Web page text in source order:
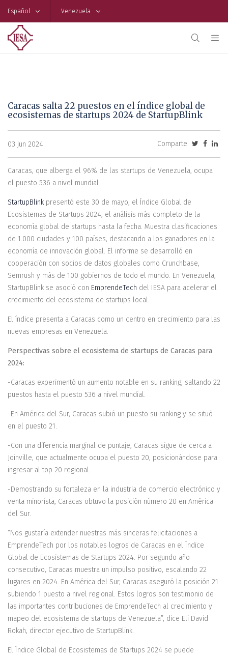
Español Venezuela
Caracas salta 22 puestos en el índice global de
ecosistemas de startups 2024 de StartupBlink
03 jun 2024 Comparte
Caracas, que alberga el 96% de las startups de Venezuela, ocupa
el puesto 536 a nivel mundial
StartupBlink presentó este 30 de mayo, el Índice Global de
Ecosistemas de Startups 2024, el análisis más completo de la
economía global de startups hasta la fecha. Muestra clasificaciones
de 1.000 ciudades y 100 países, destacando a los ganadores en la
economía de innovación global. El informe se desarrolló en
cooperación con socios de datos globales como Crunchbase,
Semrush y más de 100 gobiernos de todo el mundo. En Venezuela,
StartupBlink se asoció con EmprendeTech del IESA para acelerar el
crecimiento del ecosistema de startups local.
El índice presenta a Caracas como un centro en crecimiento para las
nuevas empresas en Venezuela.
Perspectivas sobre el ecosistema de startups de Caracas para
2024:
-Caracas experimentó un aumento notable en su ranking, saltando 22
puestos hasta el puesto 536 a nivel mundial.
-En América del Sur, Caracas subió un puesto su ranking y se situó
en el puesto 21.
-Con una diferencia marginal de puntaje, Caracas sigue de cerca a
Joinville, que actualmente ocupa el puesto 20, posicionándose para
ingresar al top 20 regional.
-Demostrando su fortaleza en la industria de comercio electrónico y
venta minorista, Caracas obtuvo la posición número 20 en América
del Sur.
“Nos gustaría extender nuestras más sinceras felicitaciones a
EmprendeTech por los notables logros de Caracas en el Índice
Global de Ecosistemas de Startups 2024. Por segundo año
consecutivo, Caracas muestra un impulso positivo, escalando 22
lugares en 2024. En América del Sur, Caracas aseguró la posición 21
subiendo 1 puesto a nivel regional. Estos logros son testimonio de
las importantes contribuciones de EmprendeTech al crecimiento y
mapeo del ecosistema de startups de Venezuela”, dice Eli David
Rokah, director ejecutivo de StartupBlink.
El Índice Global de Ecosistemas de Startups 2024 se puede